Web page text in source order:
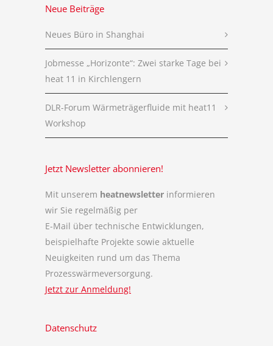
Neue Beiträge
Neues Büro in Shanghai
Jobmesse „Horizonte“: Zwei starke Tage bei
heat 11 in Kirchlengern
DLR-Forum Wärmeträgerfluide mit heat11
Workshop
Jetzt Newsletter abonnieren!
Mit unserem heatnewsletter informieren
wir Sie regelmäßig per
E-Mail über technische Entwicklungen,
beispielhafte Projekte sowie aktuelle
Neuigkeiten rund um das Thema
Prozesswärmeversorgung.
Jetzt zur Anmeldung!
Datenschutz